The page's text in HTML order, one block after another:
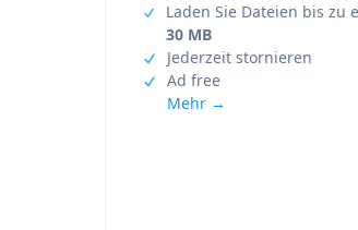
Laden Sie Dateien bis zu
30 MB
Jederzeit stornieren
Ad free
Mehr →